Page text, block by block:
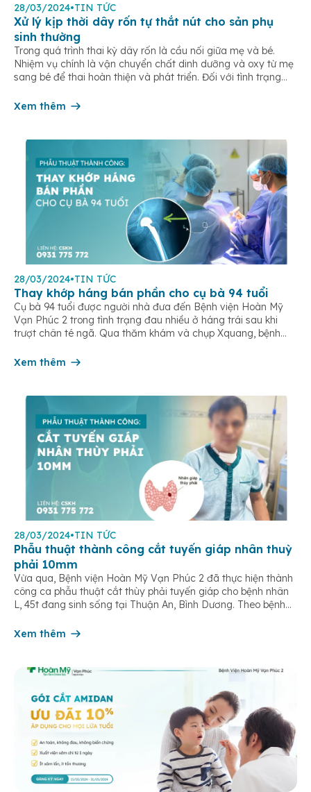
28/03/2024•TIN TỨC
Xử lý kịp thời dây rốn tự thắt nút cho sản phụ
sinh thường
Trong quá trình thai kỳ dây rốn là cầu nối giữa mẹ và bé.
Nhiệm vụ chính là vận chuyển chất dinh dưỡng và oxy từ mẹ
sang bé để thai hoàn thiện và phát triển. Đối với tình trạng
động […]
Xem thêm
28/03/2024•TIN TỨC
Thay khớp háng bán phần cho cụ bà 94 tuổi
Cụ bà 94 tuổi được người nhà đưa đến Bệnh viện Hoàn Mỹ
Vạn Phúc 2 trong tình trạng đau nhiều ở háng trái sau khi
trượt chân té ngã. Qua thăm khám và chụp Xquang, bệnh
phẫu thuật thay khớp háng trái […]
Xem thêm
28/03/2024•TIN TỨC
Phẫu thuật thành công cắt tuyến giáp nhân thuỳ
phải 10mm
Vừa qua, Bệnh viện Hoàn Mỹ Vạn Phúc 2 đã thực hiện thành
công ca phẫu thuật cắt thùy phải tuyến giáp cho bệnh nhân
L, 45t đang sinh sống tại Thuận An, Bình Dương. Theo bệnh
trình khám sức khỏe định kỳ […]
Xem thêm